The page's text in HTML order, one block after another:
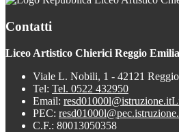
Contatti
Liceo Artistico Chierici Reggio Emilia
Viale L. Nobili, 1 - 42121
Tel: Tel. 0522 432950
Email: resd01000l@istruzione.it
PEC:
C.F.: 80013050358